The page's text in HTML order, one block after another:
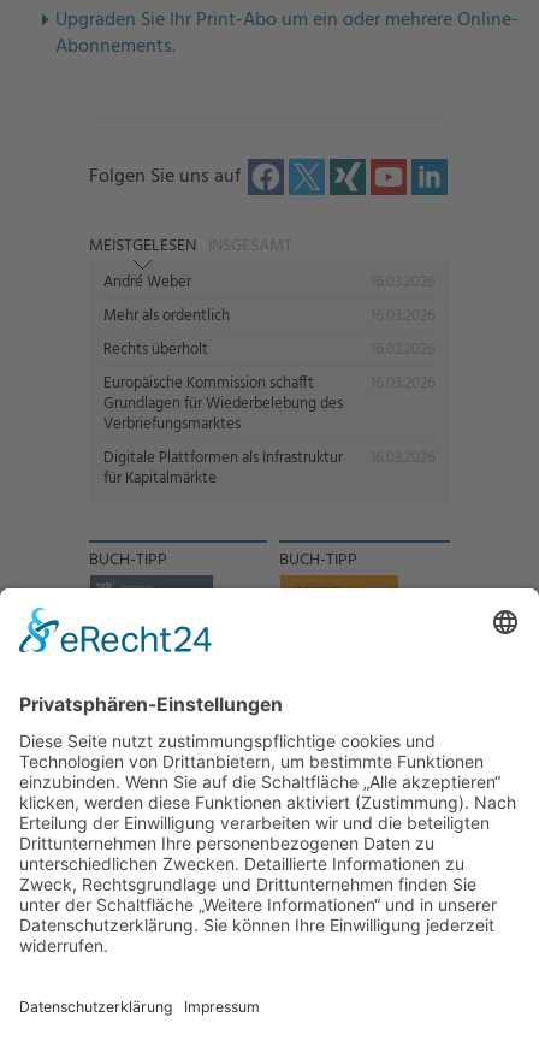
Upgraden Sie Ihr Print-Abo um ein oder mehrere Online-
Abonnements.
Folgen Sie uns auf
MEISTGELESEN INSGESAMT
André Weber
Mehr als ordentlich
Rechts überholt
Europäische Kommission schafft
Grundlagen für Wiederbelebung des
Verbriefungsmarktes
Digitale Plattformen als Infrastruktur
für Kapitalmärkte
BUCH-TIPP BUCH-TIPP
NACH OBEN